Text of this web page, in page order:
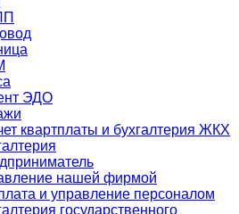
ЭДО
квартплаты и бухгалтерия ЖКХ
нашей фирмой
и управление персоналом
государственного